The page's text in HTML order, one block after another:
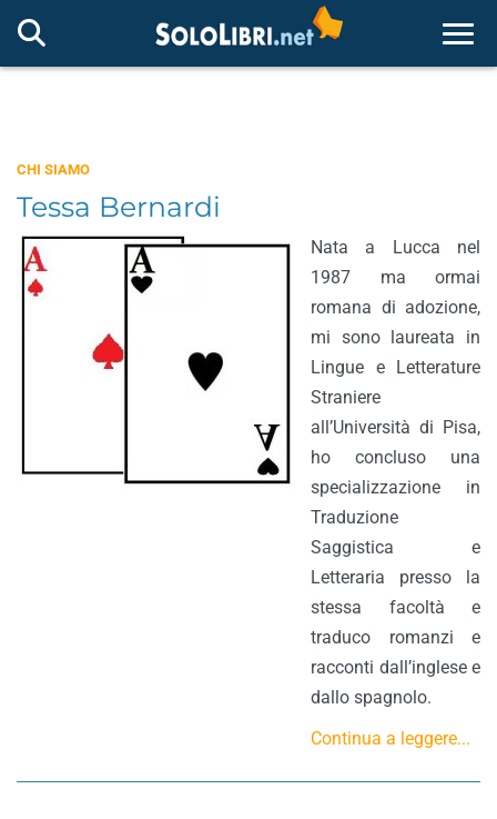
CHI SIAMO
Tessa Bernardi
Nata a Lucca nel
1987 ma ormai
romana di adozione,
mi sono laureata in
Lingue e Letterature
Straniere
all’Università di Pisa,
ho concluso una
specializzazione in
Traduzione
Saggistica e
Letteraria presso la
stessa facoltà e
traduco romanzi e
racconti dall’inglese e
dallo spagnolo.
Continua a leggere...